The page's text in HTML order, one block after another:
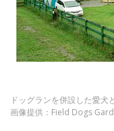
ドッグランを併設した愛
画像提供：Field Dogs